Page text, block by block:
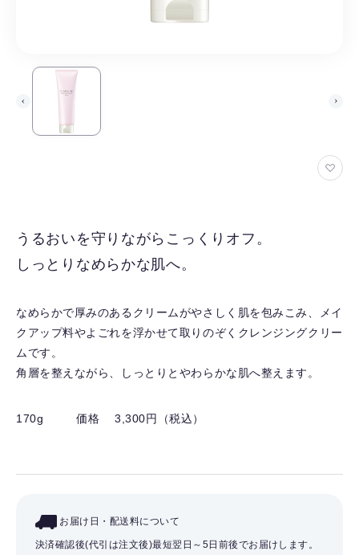
お
除
す
うるおいを守りながらこっくりオフ。
しっとりなめらかな肌へ。
なめらかで厚みのあるクリームがやさしく肌を包みこみ、メイ
クアップ料やよごれを浮かせて取りのぞくクレンジングクリー
ムです。
角層を整えながら、しっとりとやわらかな肌へ整えます。
170g 価格 3,300円（税込）
お届け日・配送料について
決済確認後(代引は注文後)最短翌日～5日前後でお届けします。